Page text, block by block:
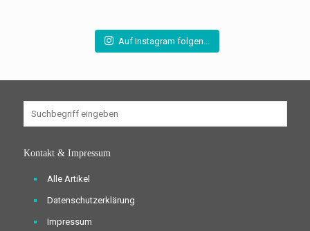
Auf Instagram folgen...
Kontakt & Impressum
Alle Artikel
Datenschutzerklärung
Impressum